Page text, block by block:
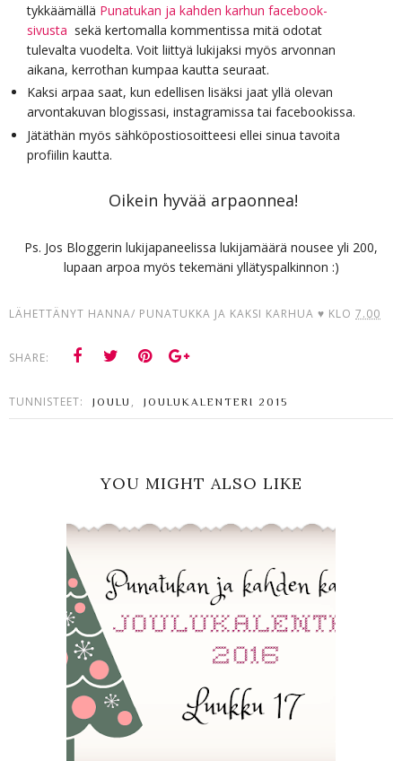
tykkäämällä Punatukan ja kahden karhun facebook-
sivusta sekä kertomalla kommentissa mitä odotat
tulevalta vuodelta. Voit liittyä lukijaksi myös arvonnan
aikana, kerrothan kumpaa kautta seuraat.
Kaksi arpaa saat, kun edellisen lisäksi jaat yllä olevan
arvontakuvan blogissasi, instagramissa tai facebookissa.
Jätäthän myös sähköpostiosoitteesi ellei sinua tavoita
profiilin kautta.
Oikein hyvää arpaonnea!
Ps. Jos Bloggerin lukijapaneelissa lukijamäärä nousee yli 200,
lupaan arpoa myös tekemäni yllätyspalkinnon :)
LÄHETTÄNYT HANNA/ PUNATUKKA JA KAKSI KARHUA ♥ KLO 7.00
SHARE:
TUNNISTEET: JOULU , JOULUKALENTERI 2015
YOU MIGHT ALSO LIKE